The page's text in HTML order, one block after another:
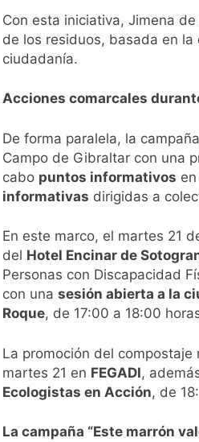
Con esta iniciativa, Jimena
de los residuos, basada en
ciudadanía.
Acciones comarcales
De forma paralela, la
Campo de Gibraltar con una
cabo puntos informativos en
informativas dirigidas a
En este marco, el martes 21
del Hotel Encinar de
Personas con Discapacidad
con una sesión abierta a la
Roque, de 17:00 a 18:00
La promoción del
martes 21 en FEGADI,
Ecologistas en Acción, de
La campaña “Este marrón